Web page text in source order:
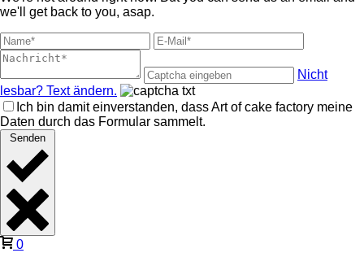
we'll get back to you, asap.
Nicht
lesbar? Text ändern.
Ich bin damit einverstanden, dass Art of cake factory meine
Daten durch das Formular sammelt.
Senden
0